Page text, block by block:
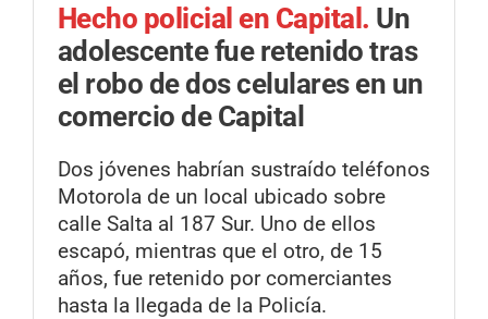
Hecho policial en Capital. Un
adolescente fue retenido tras
el robo de dos celulares en un
comercio de Capital
Dos jóvenes habrían sustraído teléfonos
Motorola de un local ubicado sobre
calle Salta al 187 Sur. Uno de ellos
escapó, mientras que el otro, de 15
años, fue retenido por comerciantes
hasta la llegada de la Policía.